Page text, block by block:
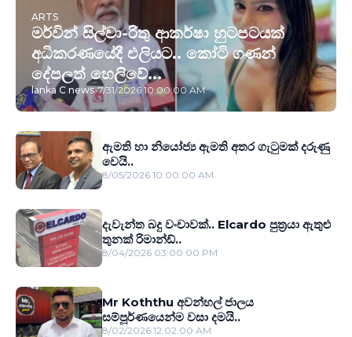
ARTS
මර්වින් සිල්වා-රිතු ආකර්ෂා හුටපටයක්
අධිකරණයේදී එලියට.. කෝටි ගණන්
දේපලත් හෙලිවේ...
lanka C news-7/31/2026 10:00:00 AM
ඇමති හා නියෝජ්‍ය ඇමති අතර ගැටුමක් දරුණු
වෙයි..
8/05/2026 10:00:00 AM
දැවැන්ත බදු වංචාවක්.. Elcardo පුත‍්‍රයා ඇතුළු
තුනක් රිමාන්ඩ්..
8/04/2026 03:00:00 PM
Mr Koththu අවන්හල් ජාලය
සම්පූර්ණයෙන්ම වසා දමයි..
8/02/2026 12:02:00 AM